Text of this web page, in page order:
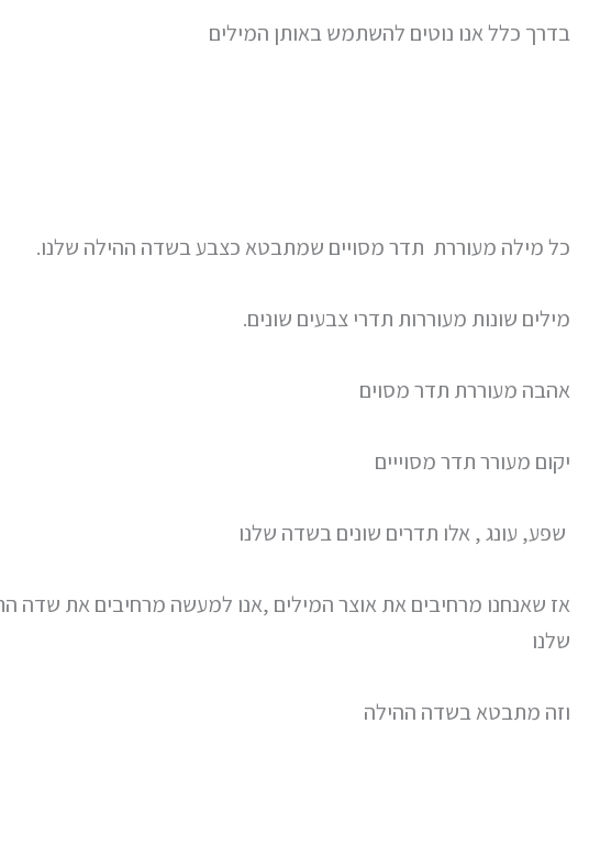
בדרך כלל אנו נוטים להשתמש באותן המילים
כל מילה מעוררת תדר מסויים שמתבטא כצבע בשדה ההילה שלנו.
מילים שונות מעוררות תדרי צבעים שונים.
אהבה מעוררת תדר מסוים
יקום מעורר תדר מסוייים
שפע, עונג , אלו תדרים שונים בשדה שלנו
אז שאנחנו מרחיבים את אוצר המילים ,אנו למעשה מרחיבים את שדה
שלנו
וזה מתבטא בשדה ההילה